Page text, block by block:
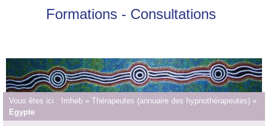
Formations - Consultations
Vous êtes ici : Imheb » Thérapeutes (annuaire des hypnothérapeutes) »
Egypte